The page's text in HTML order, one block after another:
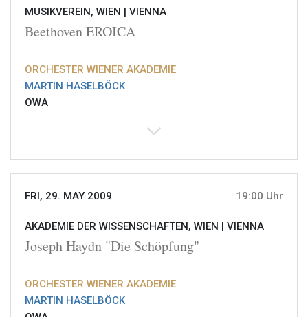
MUSIKVEREIN, WIEN | VIENNA
Beethoven EROICA
ORCHESTER WIENER AKADEMIE
MARTIN HASELBÖCK
OWA
FRI, 29. MAY 2009 19:00 Uhr
AKADEMIE DER WISSENSCHAFTEN, WIEN | VIENNA
Joseph Haydn "Die Schöpfung"
ORCHESTER WIENER AKADEMIE
MARTIN HASELBÖCK